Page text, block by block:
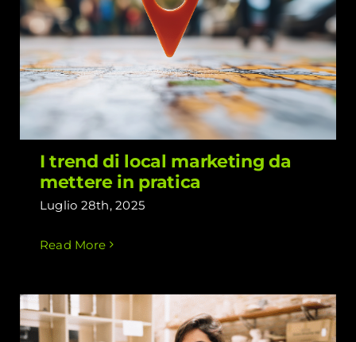
I trend di local marketing da mettere
in pratica
I trend di local marketing da
mettere in pratica
Luglio 28th, 2025
Read More